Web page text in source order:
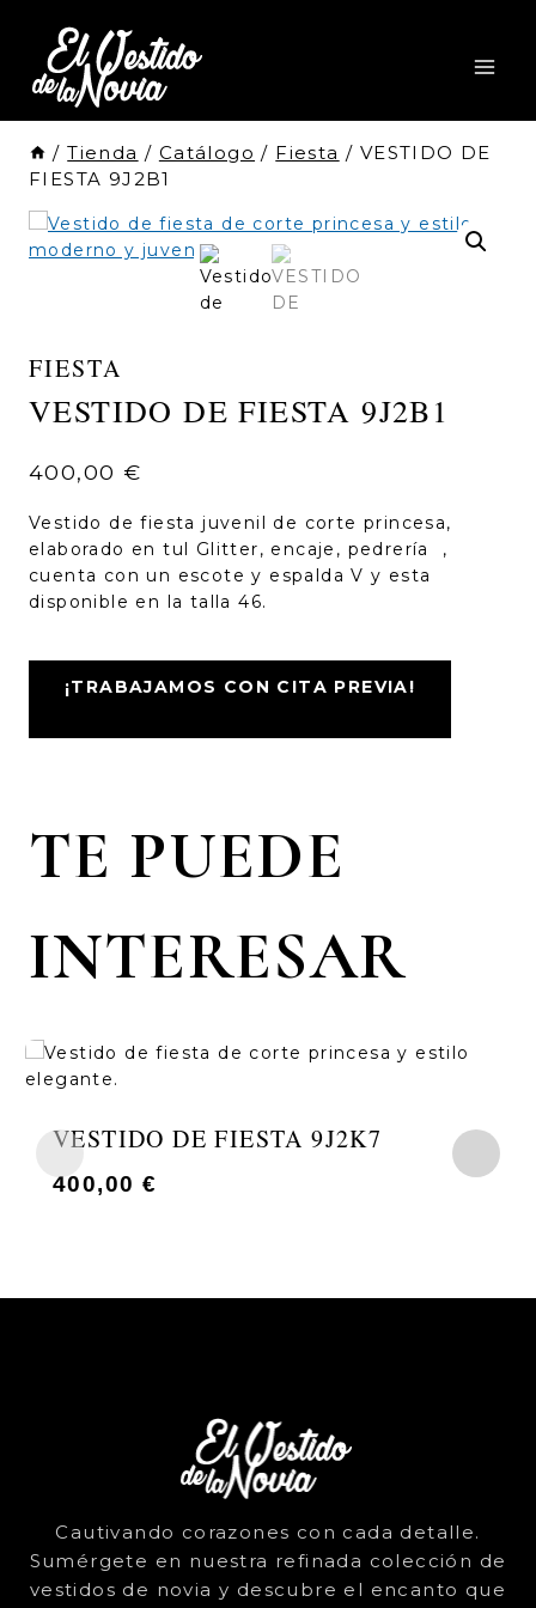
Contenido
/ Tienda / Catálogo / Fiesta / VESTIDO DE
FIESTA 9J2B1
FIESTA
VESTIDO DE FIESTA 9J2B1
400,00 €
Vestido de fiesta juvenil de corte princesa,
elaborado en tul Glitter, encaje, pedrería ,
cuenta con un escote y espalda V y esta
disponible en la talla 46.
¡TRABAJAMOS CON CITA PREVIA!
TE PUEDE
INTERESAR
VESTIDO DE FIESTA 9J2K7
400,00 €
Cautivando corazones con cada detalle.
Sumérgete en nuestra refinada colección de
vestidos de novia y descubre el encanto que